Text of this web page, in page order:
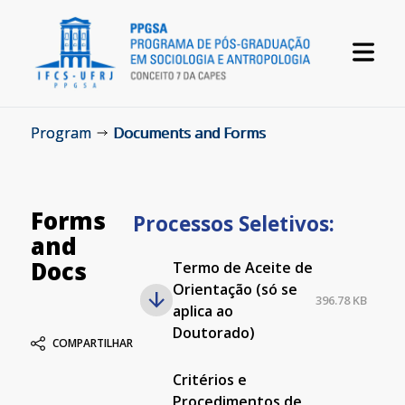
Program Documents and Forms
Forms
and
Docs
COMPARTILHAR
Processos Seletivos:
Termo de Aceite de
Orientação (só se
aplica ao
Doutorado)
396.78 KB
Critérios e